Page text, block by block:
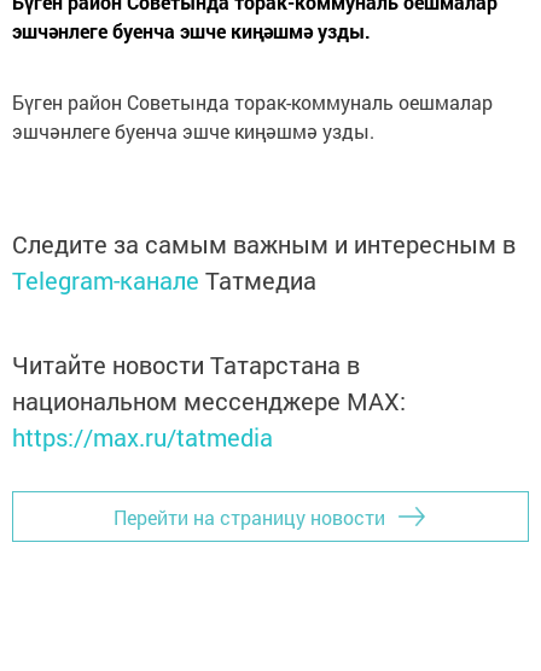
эшчәнлеге буенча эшче киңәшмә узды.
Бүген район Советында торак-коммуналь оешмалар
эшчәнлеге буенча эшче киңәшмә узды.
Следите за самым важным и интересным в
Telegram-канале Татмедиа
Читайте новости Татарстана в
национальном мессенджере MАХ:
https://max.ru/tatmedia
Перейти на страницу новости